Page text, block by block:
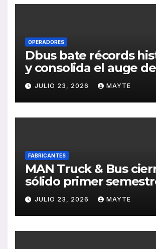
OPERADORES
Dbus bate récords
y consolida el auge
transporte público en
Sebastián
JULIO 23, 2026 MAYTE
FABRICANTES
MAN Truck & Bus
sólido primer
2026 con crecimiento
ventas, pedidos y
rentabilidad
JULIO 23, 2026 MAYTE